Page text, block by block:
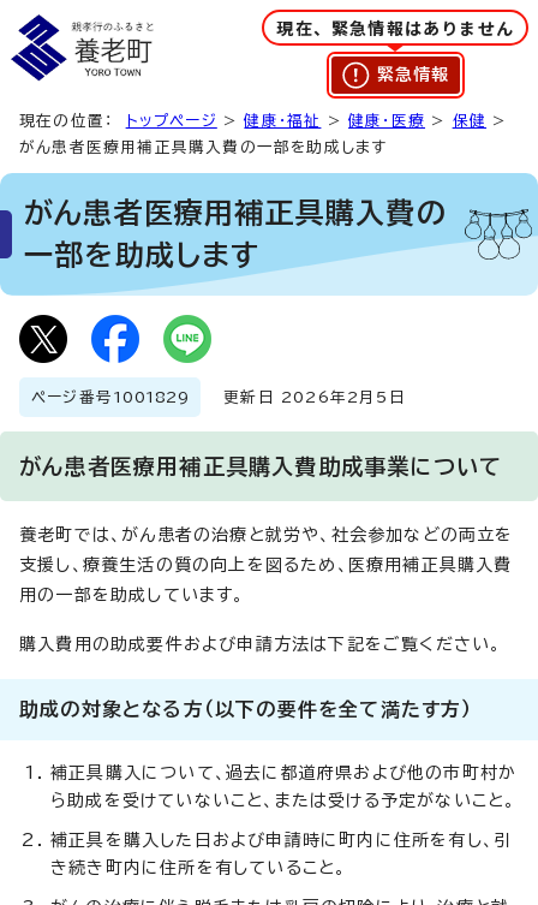
現在、緊急情報はありません
緊急情報
現在の位置： トップページ >健康・福祉 >健康・医療 > 保健
>
がん患者医療用補正具購入費の一部を助成します
がん患者医療用補正具購入費の
一部を助成します
ページ番号 1001829 更新日 2026年2月5日
がん患者医療用補正具購入費助成事業について
養老町では、がん患者の治療と就労や、社会参加などの両立を
支援し、療養生活の質の向上を図るため、医療用補正具購入費
用の一部を助成しています。
購入費用の助成要件および申請方法は下記をご覧ください。
助成の対象となる方（以下の要件を全て満たす方）
補正具購入について、過去に都道府県および他の市町村か
ら助成を受けていないこと、または受ける予定がないこと。
補正具を購入した日および申請時に町内に住所を有し、引
き続き町内に住所を有していること。